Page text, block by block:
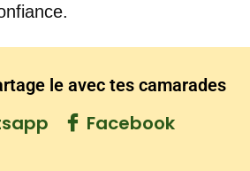
le avec tes camarades
Facebook